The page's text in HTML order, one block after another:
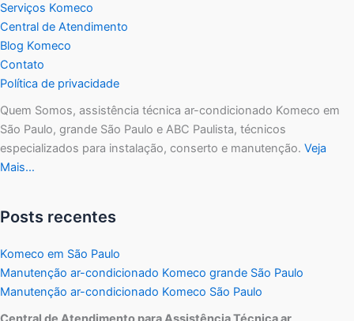
Serviços Komeco
Central de Atendimento
Blog Komeco
Contato
Política de privacidade
Quem Somos, assistência técnica ar-condicionado Komeco em
São Paulo, grande São Paulo e ABC Paulista, técnicos
especializados para instalação, conserto e manutenção. Veja
Mais…
Posts recentes
Komeco em São Paulo
Manutenção ar-condicionado Komeco grande São Paulo
Manutenção ar-condicionado Komeco São Paulo